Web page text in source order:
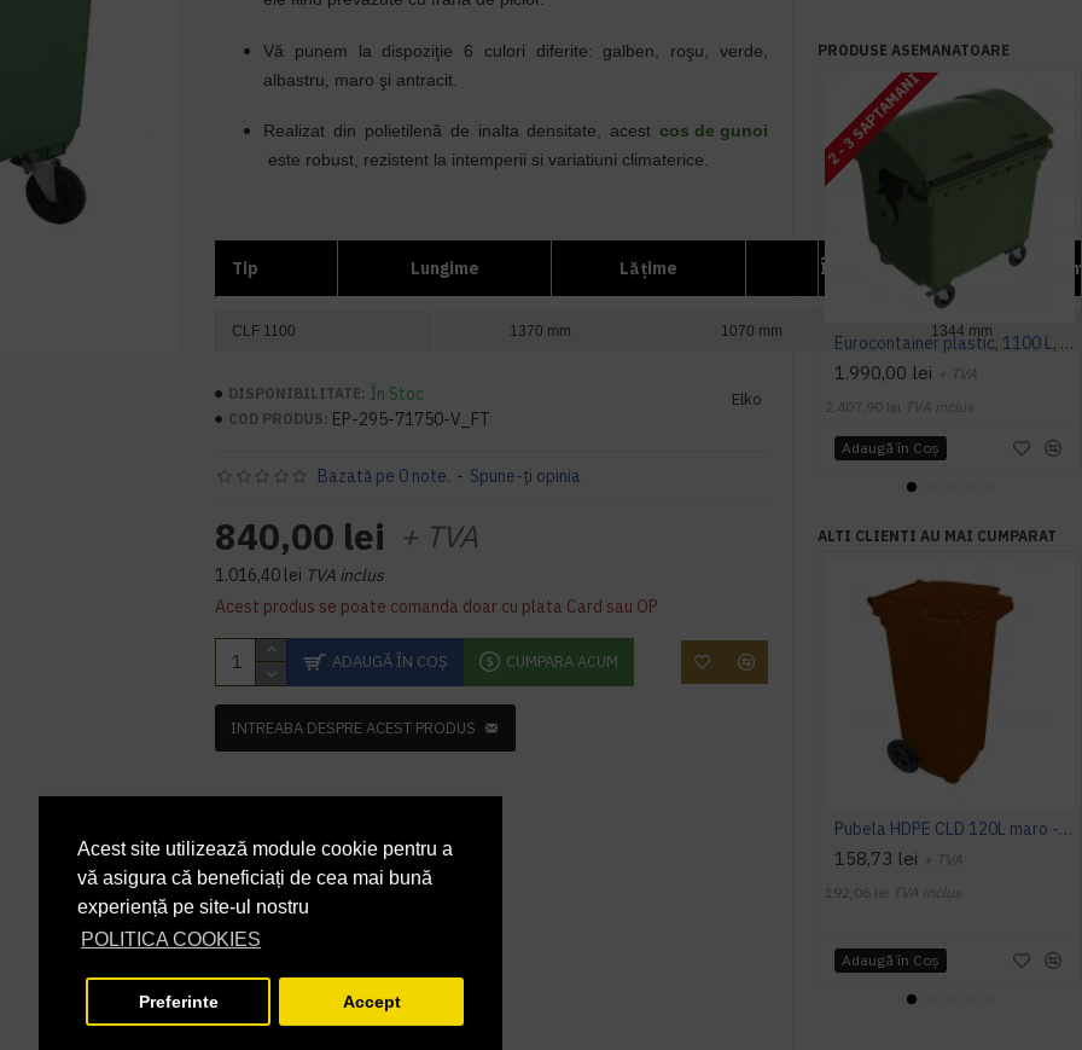
Acest site utilizează module cookie pentru a
vă asigura că beneficiați de cea mai bună
experiență pe site-ul nostru
POLITICA COOKIES
Preferinte Accept
Vă punem la dispoziţie 6 culori diferite: galben, roşu, verde,
albastru, maro şi antracit.
Realizat din polietilenă de inalta densitate, acest cos de gunoi
este robust, rezistent la intemperii si variatiuni climaterice.
Tip Lungime Lăţime Înălţime
CLF 1100 1370 mm 1070 mm 1344 mm
DISPONIBILITATE: În Stoc
COD PRODUS: EP-295-71750-V_FT
Elko
Bazată pe 0 note. - Spune-ţi opinia
840,00 lei + TVA
1.016,40 lei TVA inclus
Acest produs se poate comanda doar cu plata Card sau OP
ADAUGĂ ÎN COŞ CUMPARA ACUM
INTREABA DESPRE ACEST PRODUS
PRODUSE ASEMANATOARE
2 - 3 SAPTAMANI
Eurocontainer plastic, 1100 L, verde, capac rotund - Transport Inclus
1.990,00 lei + TVA
2.407,90 lei TVA inclus
Adaugă în Coş
ALTI CLIENTI AU MAI CUMPARAT
Pubela HDPE CLD 120L maro - Transport inclus
158,73 lei + TVA
192,06 lei TVA inclus
Adaugă în Coş